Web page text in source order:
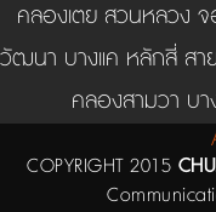
คลองเตย สวนหลวง
วัฒนา บางแค หลักสี่ สา
คลองสามวา บ
COPYRIGHT 2015